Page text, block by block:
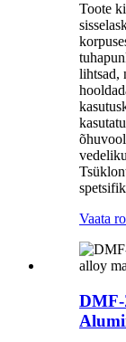
Toote
lihtsad,
Vaata
DMF-